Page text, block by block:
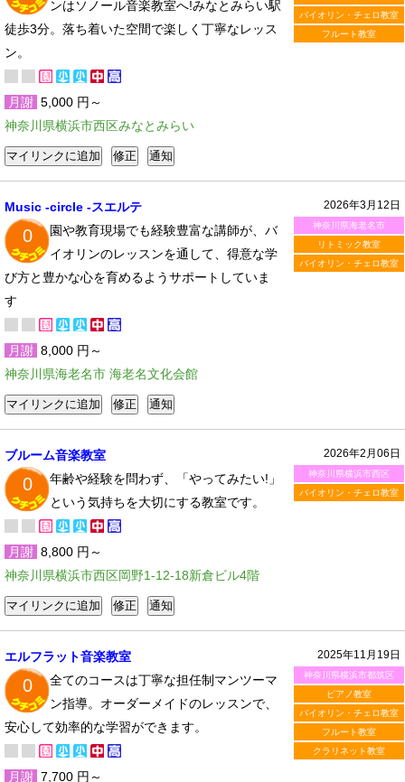
バイオリン・チェロ教室
フルート教室
ンはソノール音楽教室へ!みなとみらい駅
徒歩3分。落ち着いた空間で楽しく丁寧なレッス
ン。
月謝 5,000 円～
神奈川県横浜市西区みなとみらい
2026年3月12日
神奈川県海老名市
リトミック教室
バイオリン・チェロ教室
Music -circle -スエルテ
0
園や教育現場でも経験豊富な講師が、バ
イオリンのレッスンを通して、得意な学
び方と豊かな心を育めるようサポートしていま
す
月謝 8,000 円～
神奈川県海老名市 海老名文化会館
2026年2月06日
神奈川県横浜市西区
バイオリン・チェロ教室
ブルーム音楽教室
0
年齢や経験を問わず、「やってみたい!」
という気持ちを大切にする教室です。
月謝 8,800 円～
神奈川県横浜市西区岡野1-12-18新倉ビル4階
2025年11月19日
神奈川県横浜市都筑区
ピアノ教室
バイオリン・チェロ教室
フルート教室
クラリネット教室
エルフラット音楽教室
0
全てのコースは丁寧な担任制マンツーマ
ン指導。オーダーメイドのレッスンで、
安心して効率的な学習ができます。
月謝 7,700 円～